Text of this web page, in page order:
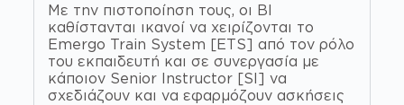
Με την πιστοποίηση τους, οι BI
καθίστανται ικανοί να χειρίζονται το
Emergo Train System [ETS] από τον ρόλο
του εκπαιδευτή και σε συνεργασία με
κάποιον Senior Instructor [SI] να
σχεδιάζουν και να εφαρμόζουν ασκήσεις